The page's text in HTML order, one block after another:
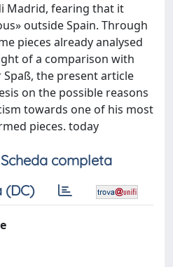
Madrid, fearing that it
outside Spain. Through
pieces already analysed
of a comparison with
Spaß, the present article
on the possible reasons
towards one of his most
pieces. today
Scheda completa
(DC)